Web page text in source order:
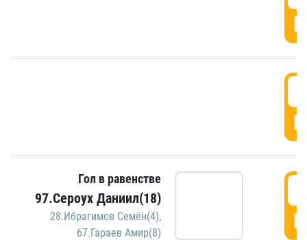
Гол в равенстве
97.Сероух Даниил(18)
28.Ибрагимов Семён(4),
67.Гараев Амир(8)